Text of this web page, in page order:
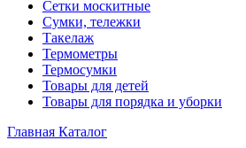
Сетки москитные
Сумки, тележки
Такелаж
Термометры
Термосумки
Товары для детей
Товары для порядка и уборки
Главная Каталог